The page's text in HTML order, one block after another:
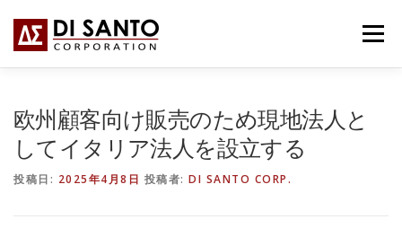
メニュー
欧州顧客向け販売のため現地法人と
してイタリア法人を設立する
投稿日: 2025年4月8日 投稿者: DI SANTO CORP.